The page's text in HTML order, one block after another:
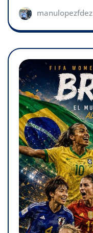
manulopezfdez